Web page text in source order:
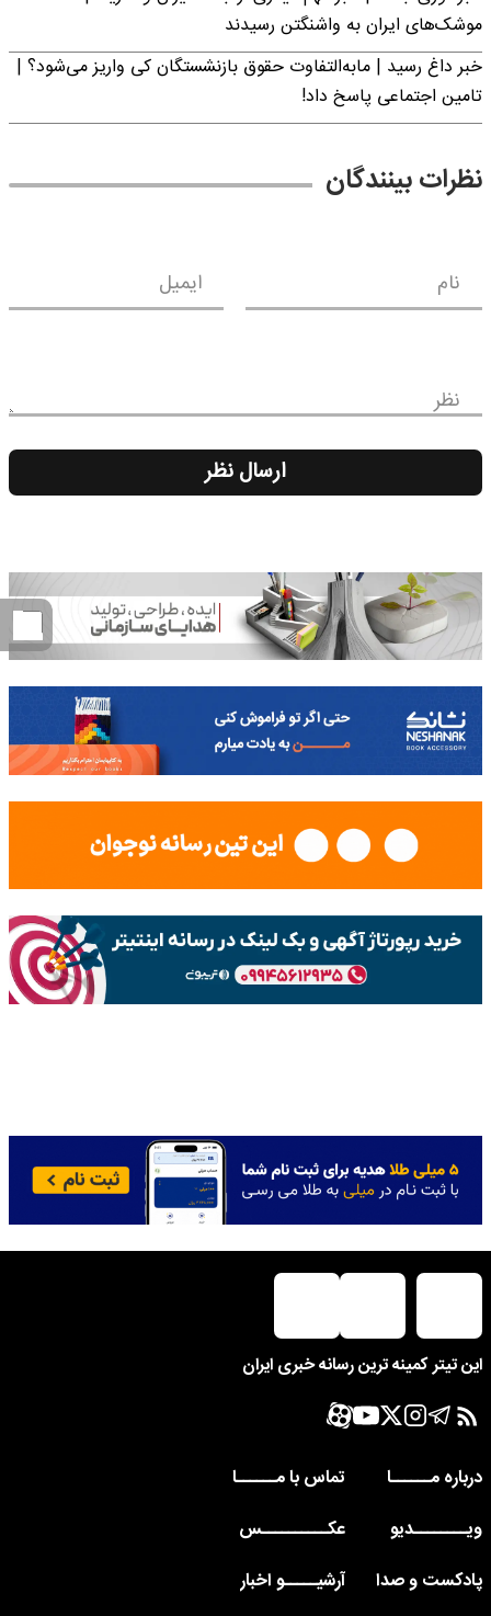
موشک‌های ایران به واشنگتن رسیدند
خبر داغ رسید | مابه‌التفاوت حقوق بازنشستگان کی واریز می‌شود؟ |
تامین اجتماعی پاسخ داد!
نظرات بینندگان
نام ایمیل
نظر
ارسال نظر
این تیتر کمینه ترین رسانه خبری ایران
درباره مــــــا
تماس با مــــــا
ویــــــــدیو
عکــــــــــس
پادکست و صدا
آرشیـــــو اخبار